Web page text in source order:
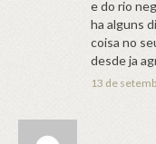
e do rio
ha alguns
coisa no
desde ja
13 de